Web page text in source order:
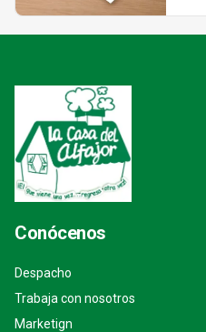
Conócenos
Despacho
Trabaja con nosotros
Marketign